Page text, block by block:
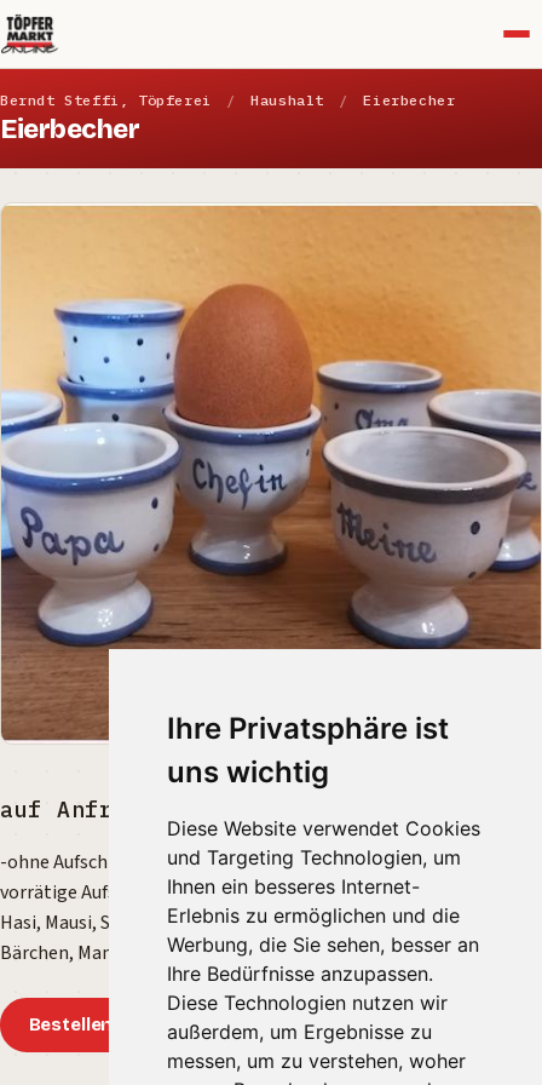
Ihre Privatsphäre ist
uns wichtig
Diese Website verwendet Cookies
und Targeting Technologien, um
Ihnen ein besseres Internet-
Erlebnis zu ermöglichen und die
Werbung, die Sie sehen, besser an
Ihre Bedürfnisse anzupassen.
Diese Technologien nutzen wir
außerdem, um Ergebnisse zu
messen, um zu verstehen, woher
Berndt Steffi, Töpferei / Haushalt / Eierbecher
Eierbecher
auf Anfrage EUR
-ohne Aufschrift mit Punkten
vorrätige Aufschriften: Ich, Du, Meine, Deine, Oma, Opa, Omi, Opi,
Hasi, Mausi, Schatz, Schatzi, Frechdachs, Liebling, Hexlein,
Bärchen, Mama, Papa, Mutti ,Vati, Chef, Chefin, Engel, Teufelchen
Bestellen